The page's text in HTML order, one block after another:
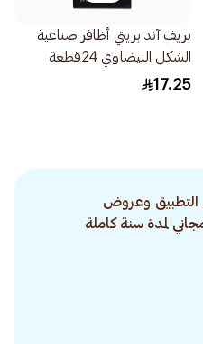
بريف آند بريتي أظافر صناعية
الشكل البيضاوي 24قطعة
17.25
التطبيق وعروض
لمدة سنة كاملة